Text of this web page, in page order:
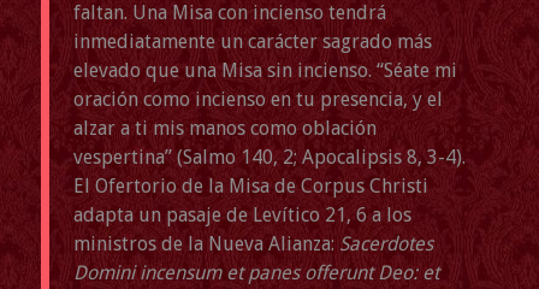
faltan. Una Misa con incienso tendrá
inmediatamente un carácter sagrado más
elevado que una Misa sin incienso. “Séate mi
oración como incienso en tu presencia, y el
alzar a ti mis manos como oblación
vespertina” (Salmo 140, 2; Apocalipsis 8, 3-4).
El Ofertorio de la Misa de Corpus Christi
adapta un pasaje de Levítico 21, 6 a los
ministros de la Nueva Alianza: Sacerdotes
Domini incensum et panes offerunt Deo: et